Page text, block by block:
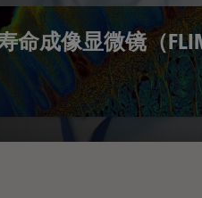
命成像显微镜（